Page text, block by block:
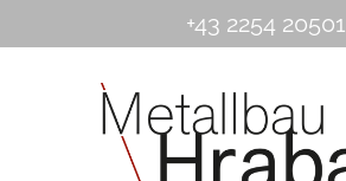
+43 2254 20501